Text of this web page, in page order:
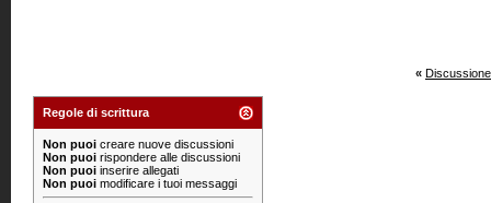
«
Regole di scrittura
Non puoi creare nuove discussioni
Non puoi rispondere alle discussioni
Non puoi inserire allegati
Non puoi modificare i tuoi messaggi